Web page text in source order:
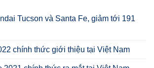
Tucson và Santa Fe, giảm tới 191
chính thức giới thiệu tại Việt Nam